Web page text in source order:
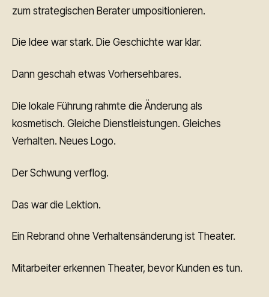
zum strategischen Berater umpositionieren.
Die Idee war stark. Die Geschichte war klar.
Dann geschah etwas Vorhersehbares.
Die lokale Führung rahmte die Änderung als
kosmetisch. Gleiche Dienstleistungen. Gleiches
Verhalten. Neues Logo.
Der Schwung verflog.
Das war die Lektion.
Ein Rebrand ohne Verhaltensänderung ist Theater.
Mitarbeiter erkennen Theater, bevor Kunden es tun.